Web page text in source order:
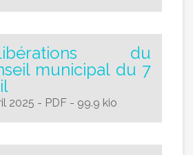
du
municipal du 7
2025 - PDF - 99.9 kio